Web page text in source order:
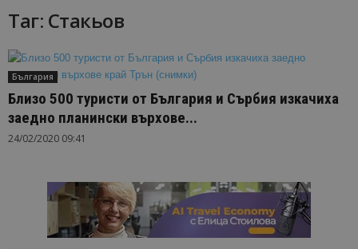
Таг: Стакьов
България
Близо 500 туристи от България и Сърбия изкачиха
заедно планински върхове...
24/02/2020 09:41